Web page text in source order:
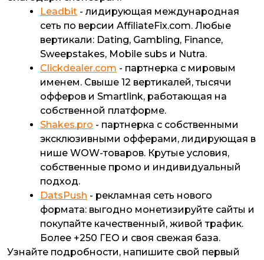
Leadbit - лидирующая международная
сеть по версии AffiliateFix.com. Любые
вертикали: Dating, Gambling, Finance,
Sweepstakes, Mobile subs и Nutra.
Clickdealer.com - партнерка с мировым
именем. Свыше 12 вертикалей, тысячи
офферов и Smartlink, работающая на
собственной платформе.
Shakes.pro - партнерка с собственными
эксклюзивными офферами, лидирующая в
нише WOW-товаров. Крутые условия,
собственные промо и индивидуальный
подход.
DatsPush - рекламная сеть нового
формата: выгодно монетизируйте сайты и
покупайте качественный, живой трафик.
Более +250 ГЕО и своя свежая база.
Узнайте подробности, напишите свой первый